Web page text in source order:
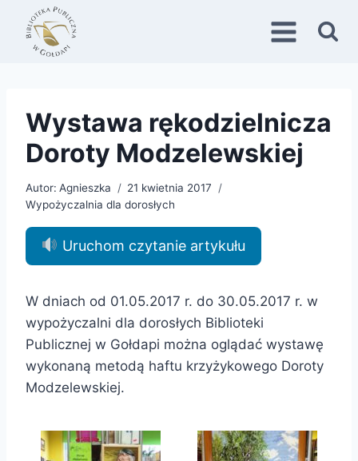
Przejdź
treści
Wystawa rękodzielnicza
Doroty Modzelewskiej
Autor: Agnieszka
21 kwietnia 2017
Wypożyczalnia dla dorosłych
Uruchom czytanie artykułu
W dniach od 01.05.2017 r. do 30.05.2017 r. w
wypożyczalni dla dorosłych Biblioteki
Publicznej w Gołdapi można oglądać wystawę
wykonaną metodą haftu krzyżykowego Doroty
Modzelewskiej.